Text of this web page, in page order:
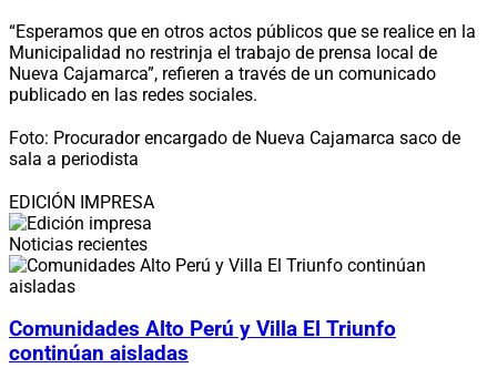
“Esperamos que en otros actos públicos que se realice en la
Municipalidad no restrinja el trabajo de prensa local de
Nueva Cajamarca”, refieren a través de un comunicado
publicado en las redes sociales.
Foto: Procurador encargado de Nueva Cajamarca saco de
sala a periodista
EDICIÓN IMPRESA
Noticias recientes
Comunidades Alto Perú y Villa El Triunfo
continúan aisladas